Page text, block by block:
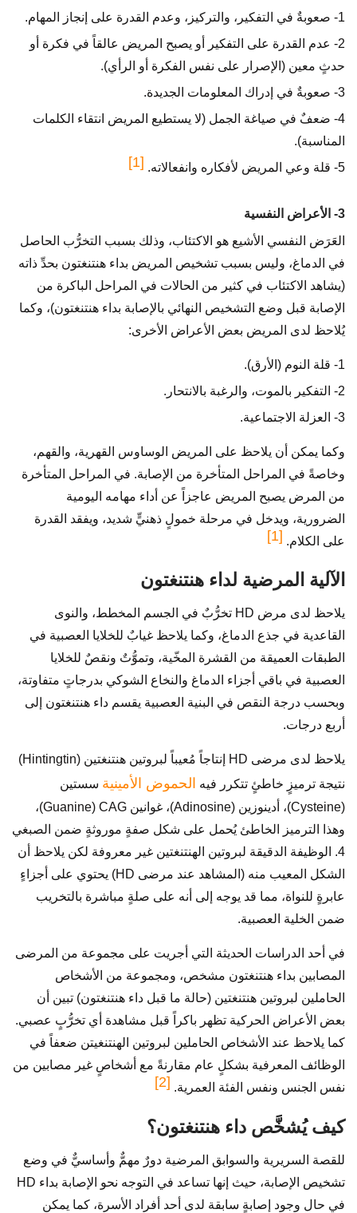
1- صعوبةٌ في التفكير، والتركيز، وعدم القدرة على إنجاز المهام.
2- عدم القدرة على التفكير أو يصبح المريض عالقاً في فكرة أو
حدثٍ معين (الإصرار على نفس الفكرة أو الرأي).
3- صعوبةٌ في إدراك المعلومات الجديدة.
4- ضعفٌ في صياغة الجمل (لا يستطيع المريض انتقاء الكلمات
المناسبة).
5- قلة وعي المريض لأفكاره وانفعالاته.
[1]
3- الأعراض النفسية
العَرَض النفسي الأشيع هو الاكتئاب، وذلك بسبب التخرُّب الحاصل
في الدماغ، وليس بسبب تشخيص المريض بداء هنتنغتون بحدِّ ذاته
(يشاهد الاكتئاب في كثير من الحالات في المراحل الباكرة من
الإصابة قبل وضع التشخيص النهائي بالإصابة بداء هنتنغتون)، وكما
يُلاحظ لدى المريض بعض الأعراض الأخرى:
1- قلة النوم (الأرق).
2- التفكير بالموت، والرغبة بالانتحار.
3- العزلة الاجتماعية.
وكما يمكن أن يلاحظ على المريض الوساوس القهرية، والقهم،
وخاصةً في المراحل المتأخرة من الإصابة. في المراحل المتأخرة
من المرض يصبح المريض عاجزاً عن أداء مهامه اليومية
الضرورية، ويدخل في مرحلة خمولٍ ذهنيٍّ شديد، ويفقد القدرة
على الكلام. [1]
الآلية المرضية لداء هنتنغتون
يلاحظ لدى مرض HD تخرُّبٌ في الجسم المخطط، والنوى
القاعدية في جذع الدماغ، وكما يلاحظ غيابٌ للخلايا العصبية في
الطبقات العميقة من القشرة المخّية، وتموُّتٌ ونقصٌ للخلايا
العصبية في باقي أجزاء الدماغ والنخاع الشوكي بدرجاتٍ متفاوتة،
وبحسب درجة النقص في البنية العصبية يقسم داء هنتنغتون إلى
أربع درجات.
يلاحظ لدى مرضى HD إنتاجاً مُعيباً لبروتين هنتنغتين (Hintingtin)
نتيجة ترميزٍ خاطئٍ تتكرر فيه
الحموض الأمينية سستين
(Cysteine)، أدينوزين (Adinosine)، غوانين Guanine) CAG)،
وهذا الترميز الخاطئ يُحمل على شكل صفةٍ موروثةٍ ضمن الصبغي
4. الوظيفة الدقيقة لبروتين الهنتنغتين غير معروفة لكن يلاحظ أن
الشكل المعيب منه (المشاهد عند مرضى HD) يحتوي على أجزاءٍ
عابرةٍ للنواة، مما قد يوجه إلى أنه على صلةٍ مباشرة بالتخريب
ضمن الخلية العصبية.
في أحد الدراسات الحديثة التي أجريت على مجموعة من المرضى
المصابين بداء هنتنغتون مشخص، ومجموعة من الأشخاص
الحاملين لبروتين هنتنغتين (حالة ما قبل داء هنتنغتون) تبين أن
بعض الأعراض الحركية تظهر باكراً قبل مشاهدة أي تخرُّبٍ عصبي.
كما يلاحظ عند الأشخاص الحاملين لبروتين الهنتنغيتن ضعفاً في
الوظائف المعرفية بشكلٍ عام مقارنةً مع أشخاصٍ غير مصابين من
نفس الجنس ونفس الفئة العمرية. [2]
كيف يُشخَّص داء هنتنغتون؟
للقصة السريرية والسوابق المرضية دورٌ مهمٌّ وأساسيٌّ في وضع
تشخيص الإصابة، حيث إنها تساعد في التوجه نحو الإصابة بداء HD
في حال وجود إصابةٍ سابقة لدى أحد أفراد الأسرة، كما يمكن